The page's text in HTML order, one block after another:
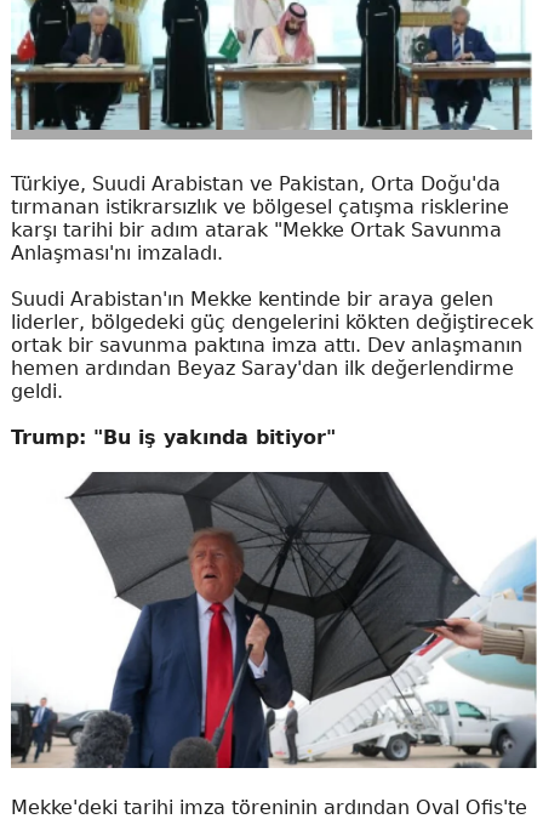
Türkiye, Suudi Arabistan ve Pakistan, Orta Doğu'da
tırmanan istikrarsızlık ve bölgesel çatışma risklerine
karşı tarihi bir adım atarak "Mekke Ortak Savunma
Anlaşması'nı imzaladı.
Suudi Arabistan'ın Mekke kentinde bir araya gelen
liderler, bölgedeki güç dengelerini kökten değiştirecek
ortak bir savunma paktına imza attı. Dev anlaşmanın
hemen ardından Beyaz Saray'dan ilk değerlendirme
geldi.
Trump: "Bu iş yakında bitiyor"
Mekke'deki tarihi imza töreninin ardından Oval Ofis'te